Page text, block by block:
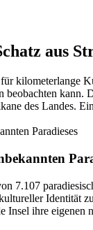
aus
kilometerlange
beobachten
des Landes.
7.107
Identität
Insel ihre